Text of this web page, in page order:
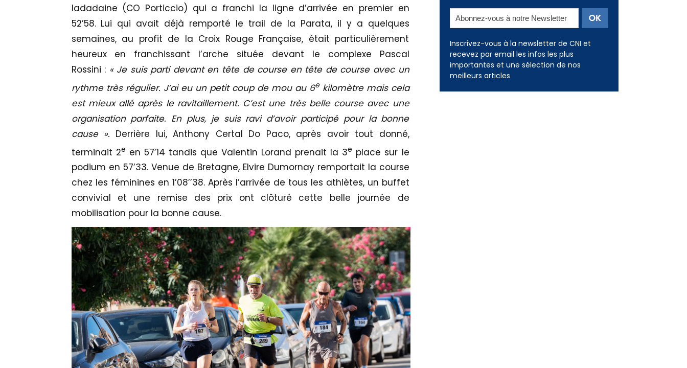
Iadadaine (CO Porticcio) qui a franchi la ligne d’arrivée en premier en
52’58. Lui qui avait déjà remporté le trail de la Parata, il y a quelques
semaines, au profit de la Croix Rouge Française, était particulièrement
heureux en franchissant l’arche située devant le complexe Pascal
Rossini : « Je suis parti devant en tête de course en tête de course avec un
rythme très régulier. J’ai eu un petit coup de mou au 6ekilomètre mais cela
est mieux allé après le ravitaillement. C’est une très belle course avec une
organisation parfaite. En plus, je suis ravi d’avoir participé pour la bonne
cause ». Derrière lui, Anthony Certal Do Paco, après avoir tout donné,
terminait 2e en 57’14 tandis que Valentin Lorand prenait la 3e place sur le
podium en 57’33. Venue de Bretagne, Elvire Dumornay remportait la course
chez les féminines en 1’08’’38. Après l’arrivée de tous les athlètes, un buffet
convivial et une remise des prix ont clôturé cette belle journée de
mobilisation pour la bonne cause.
Newsletter
Inscrivez-vous à la newsletter de CNI et
recevez par email les infos les plus
importantes et une sélection de nos